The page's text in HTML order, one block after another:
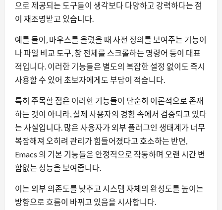
으로 제공되는 도구들이 생각보다 다양하고 강력하다는 점
이 재조명받고 있습니다.
예를 들어, 마우스를 올렸을 때 사전 정의를 보여주는 기능이
나 파일 비교 도구, 창 전체를 스크롤하는 명령어 등이 대표
적입니다. 이러한 기능들은 별도의 복잡한 설정 없이도 즉시
사용할 수 있어 초보자에게도 부담이 적습니다.
특히 주목할 점은 이러한 기능들이 단순히 이론적으로 존재
하는 것이 아니라, 실제 사용자의 경험 속에서 검증되고 있다
는 사실입니다. 많은 사용자가 외부 플러그인 생태계가 너무
복잡해져 오히려 관리가 힘들어졌다고 호소하는 반면,
Emacs 의 기본 기능들은 안정적으로 작동하며 오랜 시간 변
함없는 성능을 보여줍니다.
이는 외부 의존도를 낮추고 시스템 자체의 완성도를 높이는
방향으로 흐름이 바뀌고 있음을 시사합니다.